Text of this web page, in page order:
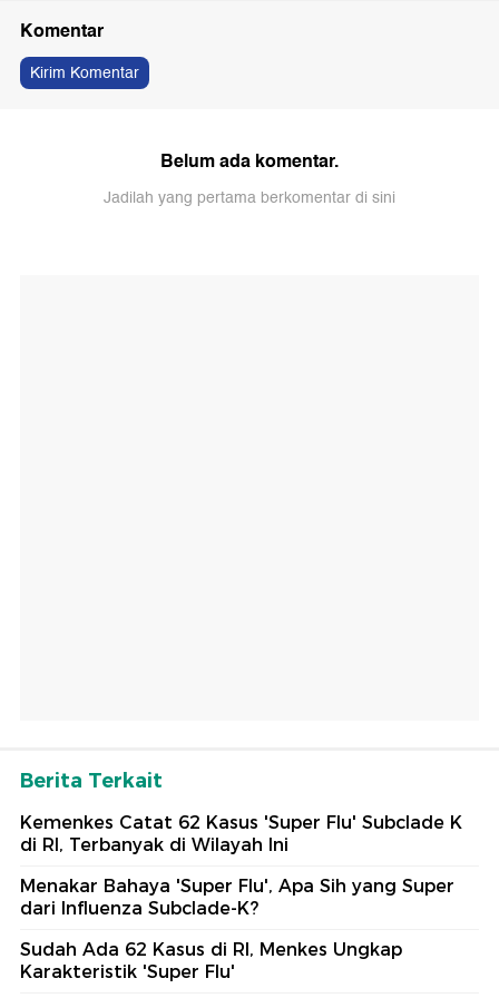
Komentar
Kirim Komentar
Belum ada komentar.
Jadilah yang pertama berkomentar di sini
Berita Terkait
Kemenkes Catat 62 Kasus 'Super Flu' Subclade K
di RI, Terbanyak di Wilayah Ini
Menakar Bahaya 'Super Flu', Apa Sih yang Super
dari Influenza Subclade-K?
Sudah Ada 62 Kasus di RI, Menkes Ungkap
Karakteristik 'Super Flu'